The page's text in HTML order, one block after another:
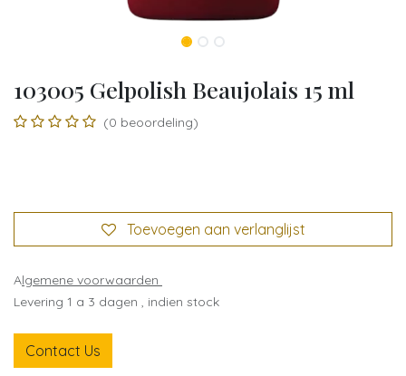
103005 Gelpolish Beaujolais 15 ml
(0 beoordeling)
Toevoegen aan verlanglijst
Algemene voorwaarden
Levering 1 a 3 dagen , indien stock
Contact Us